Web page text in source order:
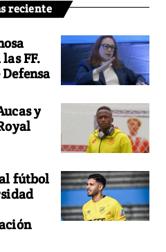
reciente
FF.
y
fútbol